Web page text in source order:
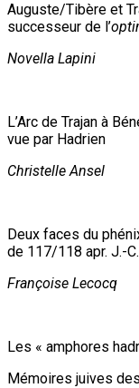
Auguste/Tibère et
successeur de l’
Novella Lapini
L’Arc de Trajan à
vue par Hadrien
Christelle Ansel
Deux faces du
de 117/118 apr. J.-C.
Françoise Lecocq
Les « amphores
Mémoires juives